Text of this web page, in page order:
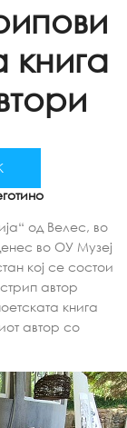
од Велес, во
во ОУ Музеј
кој се состои
автор
книга
автор со